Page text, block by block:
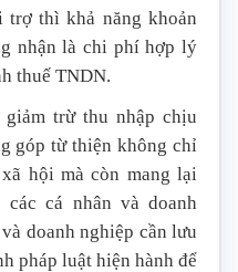
trợ thì khả năng khoản
nhận là chi phí hợp lý
thuế TNDN.
trừ thu nhập chịu
góp từ thiện không chỉ
hội mà còn mang lại
cá nhân và doanh
doanh nghiệp cần lưu
pháp luật hiện hành để